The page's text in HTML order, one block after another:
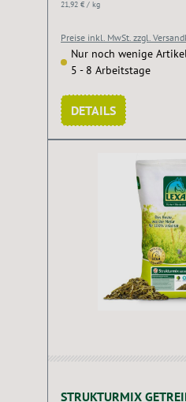
21,92 € / kg
Preise inkl. MwSt. zzgl.
Nur noch wenige
5 - 8 Arbeitstage
DETAILS
STRUKTURMIX